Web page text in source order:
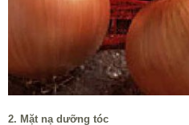
2. Mặt nạ dưỡng tóc